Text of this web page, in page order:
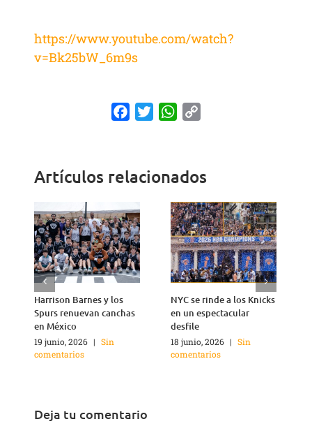
https://www.youtube.com/watch?
v=Bk25bW_6m9s
FacebookTwitterWhatsApp
Artículos relacionados
Harrison Barnes y los
Spurs renuevan canchas
en México
19 junio, 2026 | Sin
comentarios
NYC se rinde a los Knicks
en un espectacular
desfile
18 junio, 2026 | Sin
comentarios
Deja tu comentario